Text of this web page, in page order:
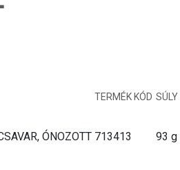
ÓNOZOTT
TERMÉK KÓD
713413
SÚLY
93 g